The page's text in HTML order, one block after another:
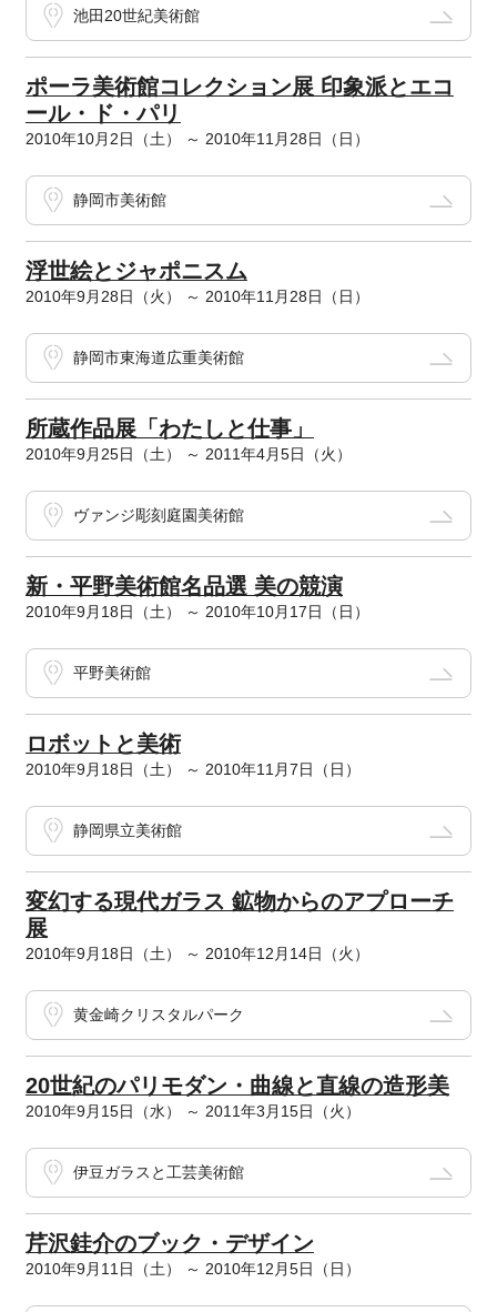
池田20世紀美術館
ポーラ美術館コレクション展 印象派とエコ
ール・ド・パリ
2010年10月2日（土） ～ 2010年11月28日（日）
静岡市美術館
浮世絵とジャポニスム
2010年9月28日（火） ～ 2010年11月28日（日）
静岡市東海道広重美術館
所蔵作品展「わたしと仕事」
2010年9月25日（土） ～ 2011年4月5日（火）
ヴァンジ彫刻庭園美術館
新・平野美術館名品選 美の競演
2010年9月18日（土） ～ 2010年10月17日（日）
平野美術館
ロボットと美術
2010年9月18日（土） ～ 2010年11月7日（日）
静岡県立美術館
変幻する現代ガラス 鉱物からのアプローチ
展
2010年9月18日（土） ～ 2010年12月14日（火）
黄金崎クリスタルパーク
20世紀のパリモダン・曲線と直線の造形美
2010年9月15日（水） ～ 2011年3月15日（火）
伊豆ガラスと工芸美術館
芹沢銈介のブック・デザイン
2010年9月11日（土） ～ 2010年12月5日（日）